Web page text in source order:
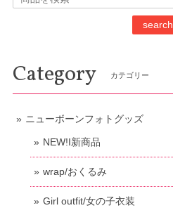
search
Category カテゴリー
ニューボーンフォトグッズ
NEW!I新商品
wrap/おくるみ
Girl outfit/女の子衣装